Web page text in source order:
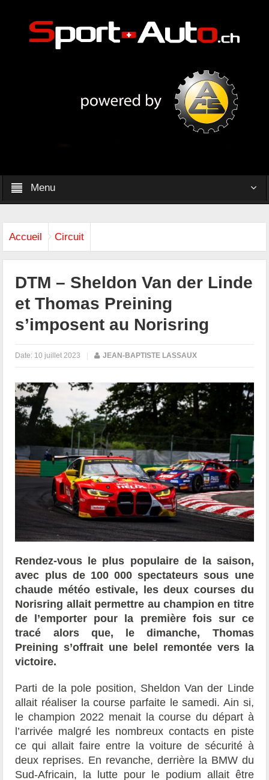
Menu
Accueil Circuit
DTM – Sheldon Van der Linde
et Thomas Preining
s’imposent au Norisring
Date: 10 juillet 2023 | JEAN-BAPTISTE LASSAUX
Rendez-vous le plus populaire de la saison,
avec plus de 100 000 spectateurs sous une
chaude météo estivale, les deux courses du
Norisring allait permettre au champion en titre
de l’emporter pour la première fois sur ce
tracé alors que, le dimanche, Thomas
Preining s’offrait une belel remontée vers la
victoire.
Parti de la pole position, Sheldon Van der Linde
allait réaliser la course parfaite le samedi. Ain si,
le champion 2022 menait la course du départ à
l’arrivée malgré les nombreux contacts en piste
ce qui allait faire entre la voiture de sécurité à
deux reprises. En revanche, derrière la BMW du
Sud-Africain, la lutte pour le podium allait être